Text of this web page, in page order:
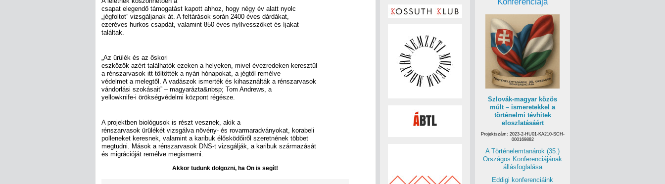
csapat elegendő támogatást kapott ahhoz, hogy négy év alatt nyolc
„jégfoltot” vizsgáljanak át. A feltárások során 2400 éves dárdákat,
ezeréves hurkos csapdát, valamint 850 éves nyílvesszőket és íjakat
találtak.
„Az ürülék és az őskori
eszközök azért találhatók ezeken a helyeken, mivel évezredeken keresztül
a rénszarvasok itt töltötték a nyári hónapokat, a jégtől remélve
védelmet a melegtől. A vadászok ismerték és kihasználták a rénszarvasok
vándorlási szokásait” – magyarázta&nbsp; Tom Andrews, a
yellowknife-i örökségvédelmi központ régésze.
A projektben biológusok is részt vesznek, akik a
rénszarvasok ürülékét vizsgálva növény- és rovarmaradványokat, korabeli
polleneket keresnek, valamint a karibuk élősködőiről szeretnének többet
megtudni. Mások a rénszarvasok DNS-t vizsgálják, a karibuk származását
és migrációját remélve megismerni.
Akkor tudunk dolgozni, ha Ön is segít!
Konferenciája
Szlovák-magyar közös
múlt – ismeretekkel a
történelmi tévhitek
eloszlatásáért
Projektszám: 2023-2-HU01-KA210-SCH-
000169882
A Történelemtanárok (35.)
Országos Konferenciájának
állásfoglalása
Eddigi konferenciáink